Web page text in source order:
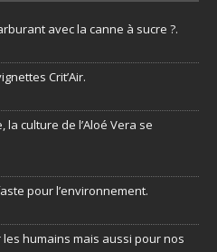
avec la canne à sucre ?.
Crit’Air.
culture de l’Aloé Vera se
pour l’environnement.
humains mais aussi pour nos